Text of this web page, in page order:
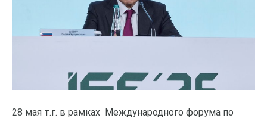
28 мая т.г. в рамках Международного форума по